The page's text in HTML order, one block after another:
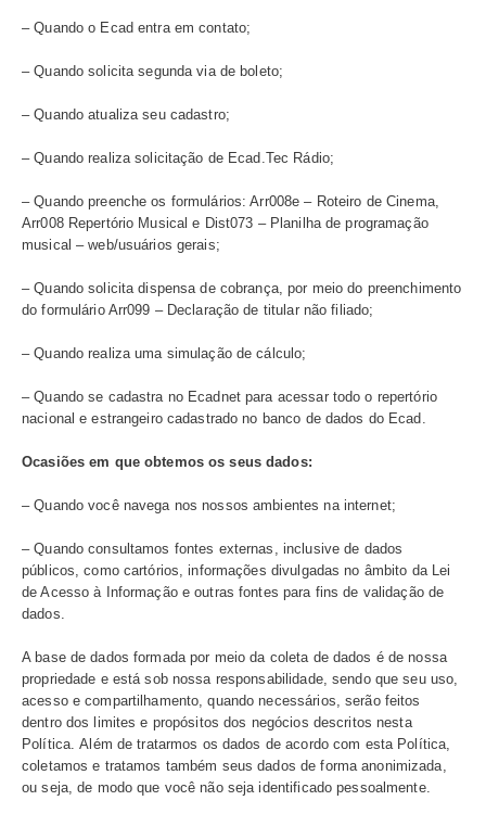
Porta Lógica
de Origem
(versão do
operacional)
data e horário
você realizar
Quais telas
você acessou
Cookies
ambientes;
manutenção de registros estabelecidas
(iv) Proteger você realizando prevenção
riscos associados, além do cumprimento
obrigações legais e regulatórias.
Dados de
Respostas a
pesquisas
opcionais
(i) Ampliar o nosso relacionamento
elaboração de análises e estudos
de informar você sobre novidades,
Muitos de nossos serviços dependem diretamente de
você opte por não fornecer alguns desses dados,
impossibilitados de prestar total ou parcialmente nossos
ele.
Ocasiões em que o usuário de música nos fornece
– Quando entra em contato por meio dos nossos canais
atendimento: central de atendimento e assistente virtual
– Quando o Ecad entra em contato;